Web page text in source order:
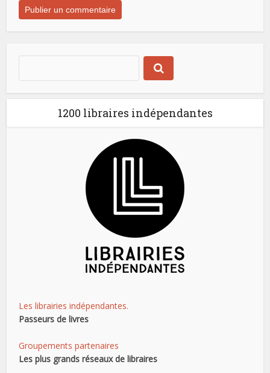
1200 libraires indépendantes
Les librairies indépendantes.
Passeurs de livres
Groupements partenaires
Les plus grands réseaux de libraires